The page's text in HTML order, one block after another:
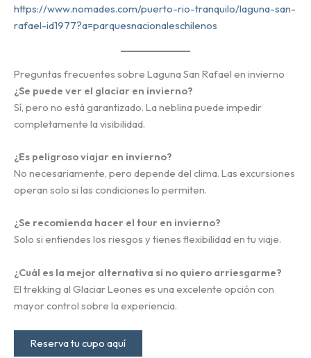
https://www.nomades.com/puerto-rio-tranquilo/laguna-san-
rafael-id1977?a=parquesnacionaleschilenos
Preguntas frecuentes sobre Laguna San Rafael en invierno
¿Se puede ver el glaciar en invierno?
Sí, pero no está garantizado. La neblina puede impedir
completamente la visibilidad.
¿Es peligroso viajar en invierno?
No necesariamente, pero depende del clima. Las excursiones
operan solo si las condiciones lo permiten.
¿Se recomienda hacer el tour en invierno?
Solo si entiendes los riesgos y tienes flexibilidad en tu viaje.
¿Cuál es la mejor alternativa si no quiero arriesgarme?
El trekking al Glaciar Leones es una excelente opción con
mayor control sobre la experiencia.
Reserva tu cupo aquí